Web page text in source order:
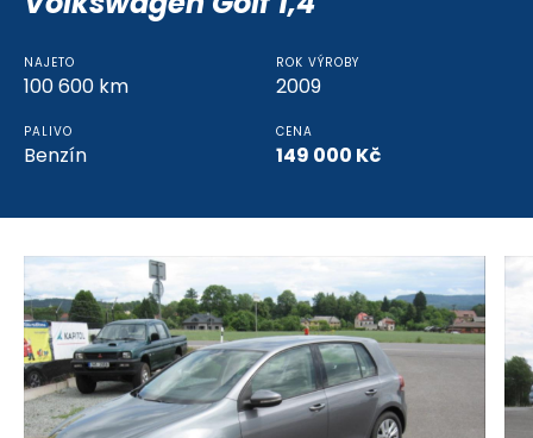
Volkswagen Golf 1,4
NAJETO
100 600 km
ROK VÝROBY
2009
PALIVO
Benzín
CENA
149 000 Kč